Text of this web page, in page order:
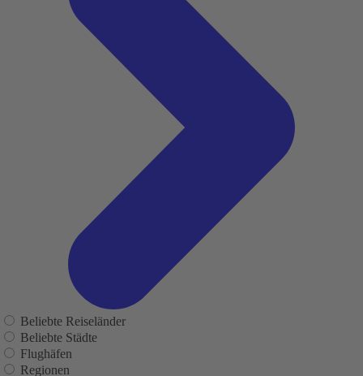
Beliebte Reiseländer
Beliebte Städte
Flughäfen
Regionen